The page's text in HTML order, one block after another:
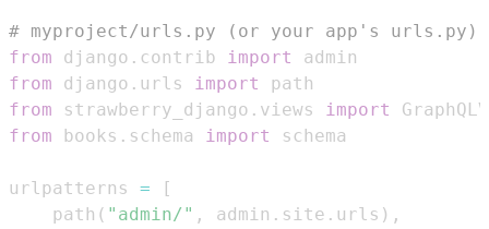
# myproject/urls.py (or your app's urls.py)
from django . contrib import
from django . urls import
from strawberry_django . views import
from books . schema import
urlpatterns =
[
    path
( "admin/" , admin . site . urls ) ,